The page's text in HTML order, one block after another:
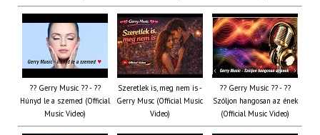
?? Gerry Music ?? - ??
Húnyd le a szemed (Official
Music Video)
Szeretlek is, meg nem is -
Gerry Musc (Official Music
Video)
?? Gerry Music ?? - ??
Szóljon hangosan az ének
(Official Music Video)